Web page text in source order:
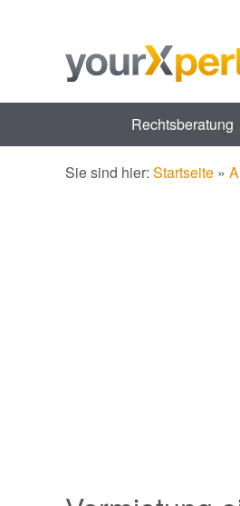
Rechtsberatung
Sie sind hier: Startseite »